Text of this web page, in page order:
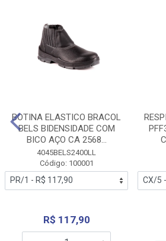
BOTINA ELASTICO BRACOL
BELS BIDENSIDADE COM
BICO AÇO CA 2568...
4045BELS2400LL
Código: 100001
R$ 117,90